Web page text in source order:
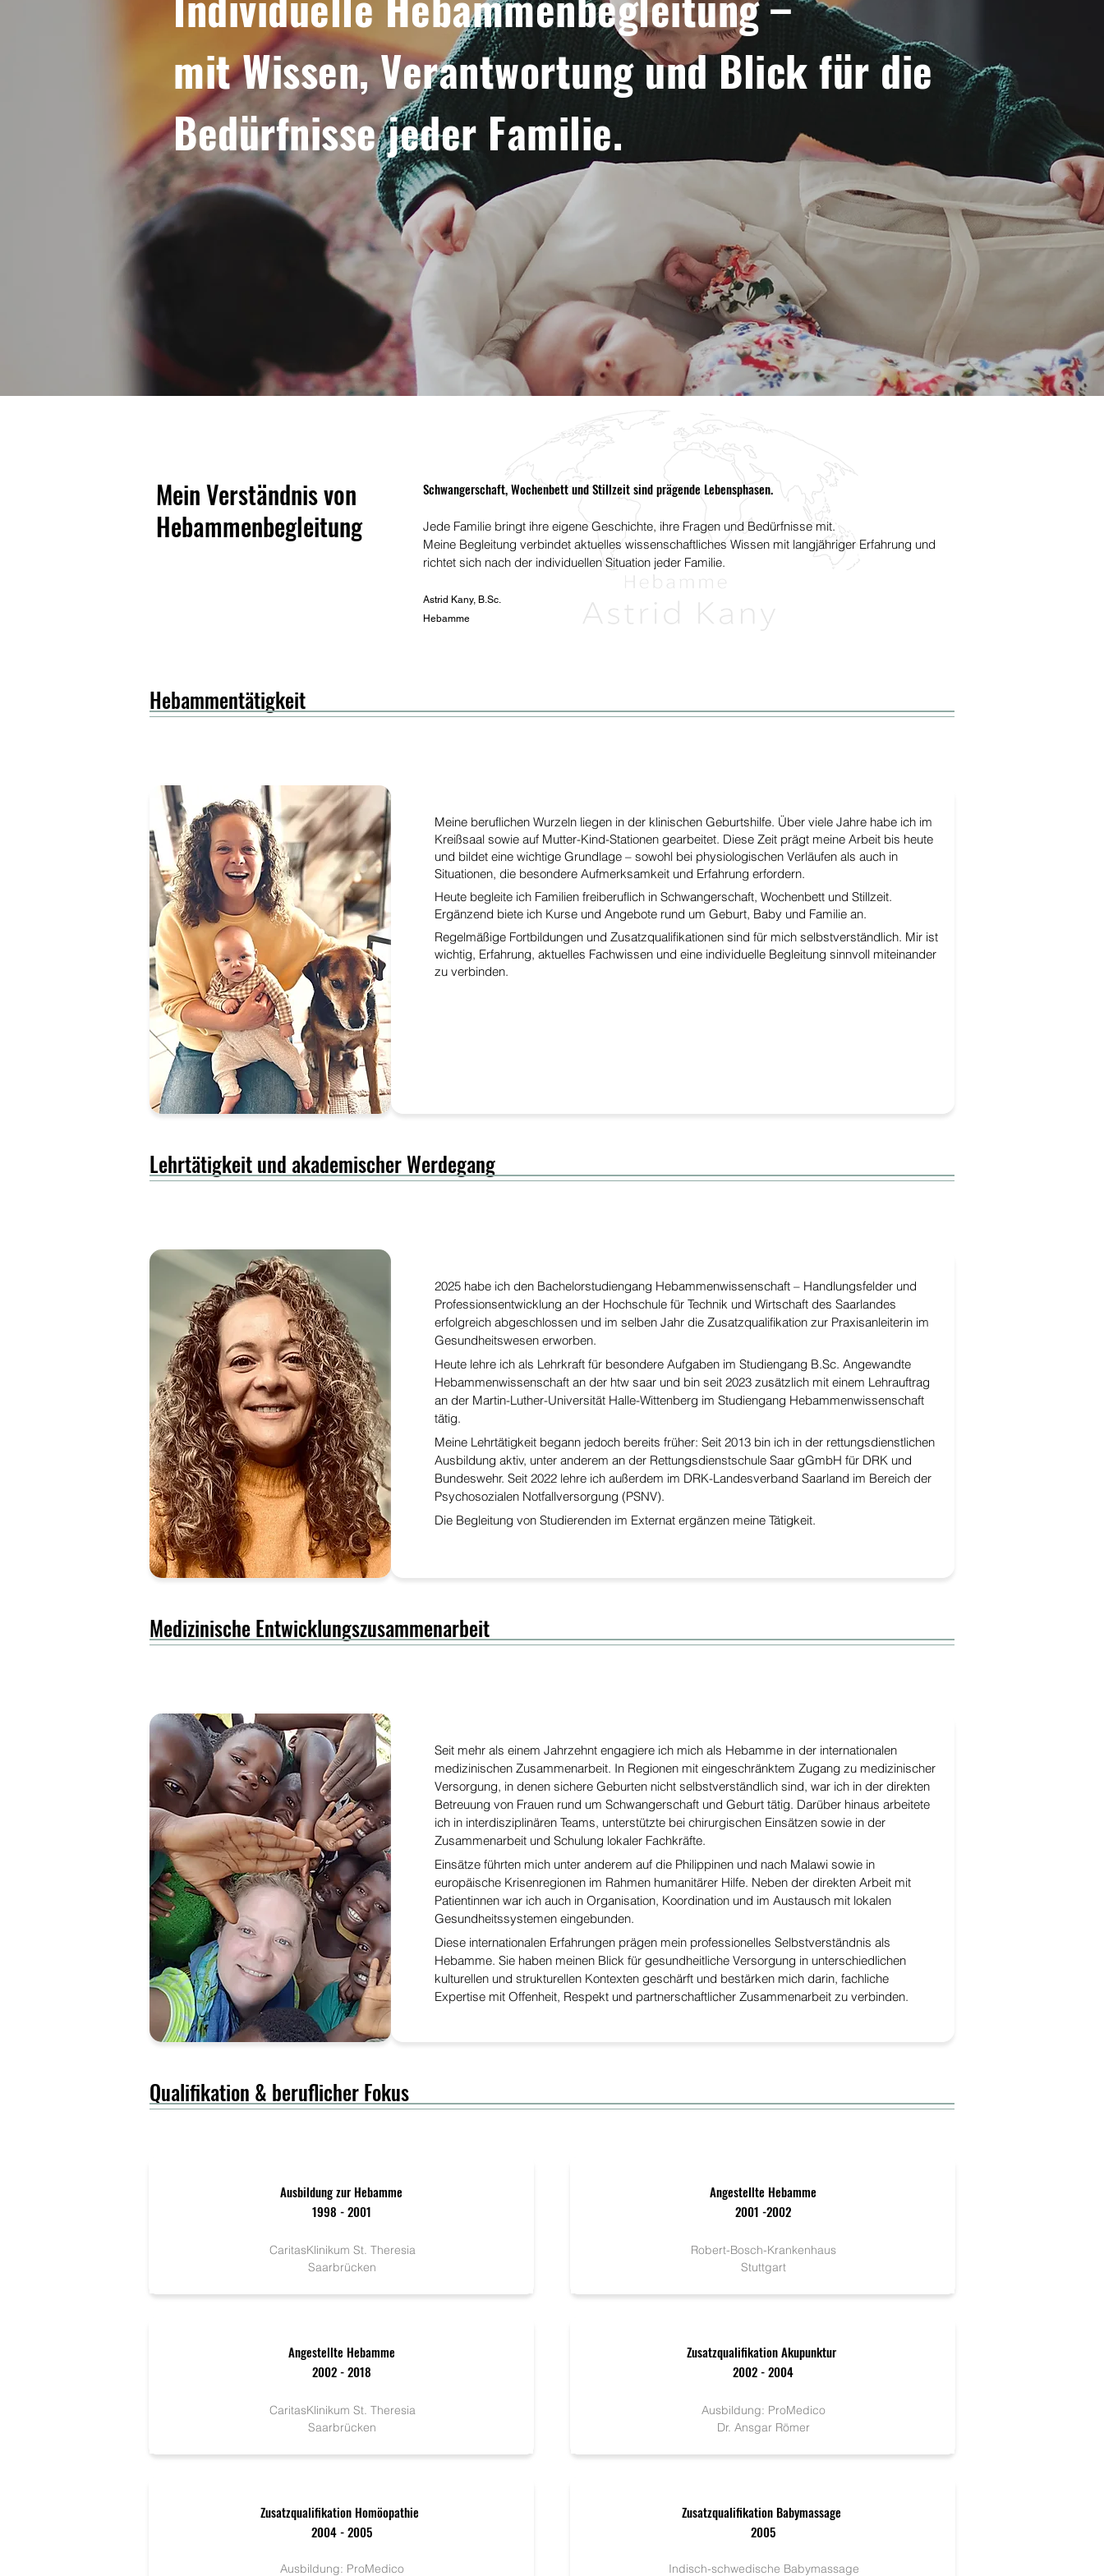
mit Wissen, Verantwortung undBlick für die
Bedürfnissejeder Familie.
Mein Verständnis von
Hebammenbegleitung
Schwangerschaft, Wochenbett und Stillzeit sind prägende Lebensphasen.
Jede Familie bringt ihre eigene Geschichte, ihre Fragen und Bedürfnisse mit.
Meine Begleitung verbindet aktuelles wissenschaftliches Wissen mit langjähriger Erfahrung und
richtet sich nach der individuellen Situation jeder Familie.
Astrid Kany, B.Sc.
Hebamme
Hebammentätigkeit
Meine beruflichen Wurzeln liegen in der klinischen Geburtshilfe. Über viele Jahre habe ich im
Kreißsaal sowie auf Mutter-Kind-Stationen gearbeitet. Diese Zeit prägt meine Arbeit bis heute
und bildet eine wichtige Grundlage – sowohl bei physiologischen Verläufen als auch in
Situationen, die besondere Aufmerksamkeit und Erfahrung erfordern.
Heute begleite ich Familien freiberuflich in Schwangerschaft, Wochenbett und Stillzeit.
Ergänzend biete ich Kurse und Angebote rund um Geburt, Baby und Familie an.
Regelmäßige Fortbildungen und Zusatzqualifikationen sind für mich selbstverständlich. Mir ist
wichtig, Erfahrung, aktuelles Fachwissen und eine individuelle Begleitung sinnvoll miteinander
zu verbinden.
Lehrtätigkeit und akademischer Werdegang
2025 habe ich den Bachelorstudiengang Hebammenwissenschaft – Handlungsfelder und
Professionsentwicklung an der Hochschule für Technik und Wirtschaft des Saarlandes
erfolgreich abgeschlossen und im selben Jahr die Zusatzqualifikation zur Praxisanleiterin im
Gesundheitswesen erworben.
Heute lehre ich als Lehrkraft für besondere Aufgaben im Studiengang B.Sc. Angewandte
Hebammenwissenschaft an der htw saar und bin seit 2023 zusätzlich mit einem Lehrauftrag
an der Martin-Luther-Universität Halle-Wittenberg im Studiengang Hebammenwissenschaft
tätig.
Meine Lehrtätigkeit begann jedoch bereits früher: Seit 2013 bin ich in der rettungsdienstlichen
Ausbildung aktiv, unter anderem an der Rettungsdienstschule Saar gGmbH für DRK und
Bundeswehr. Seit 2022 lehre ich außerdem im DRK-Landesverband Saarland im Bereich der
Psychosozialen Notfallversorgung (PSNV).
Die Begleitung von Studierenden im Externat ergänzen meine Tätigkeit.
Medizinische Entwicklungszusammenarbeit
Seit mehr als einem Jahrzehnt engagiere ich mich als Hebamme in der internationalen
medizinischen Zusammenarbeit. In Regionen mit eingeschränktem Zugang zu medizinischer
Versorgung, in denen sichere Geburten nicht selbstverständlich sind, war ich in der direkten
Betreuung von Frauen rund um Schwangerschaft und Geburt tätig. Darüber hinaus arbeitete
ich in interdisziplinären Teams, unterstützte bei chirurgischen Einsätzen sowie in der
Zusammenarbeit und Schulung lokaler Fachkräfte.
Einsätze führten mich unter anderem auf die Philippinen und nach Malawi sowie in
europäische Krisenregionen im Rahmen humanitärer Hilfe. Neben der direkten Arbeit mit
Patientinnen war ich auch in Organisation, Koordination und im Austausch mit lokalen
Gesundheitssystemen eingebunden.
Diese internationalen Erfahrungen prägen mein professionelles Selbstverständnis als
Hebamme. Sie haben meinen Blick für gesundheitliche Versorgung in unterschiedlichen
kulturellen und strukturellen Kontexten geschärft und bestärken mich darin, fachliche
Expertise mit Offenheit, Respekt und partnerschaftlicher Zusammenarbeit zu verbinden.
Qualifikation & beruflicher Fokus
Ausbildung zur Hebamme
1998 - 2001
CaritasKlinikum St. Theresia
Saarbrücken
Angestellte Hebamme
2002 - 2018
CaritasKlinikum St. Theresia
Saarbrücken
Zusatzqualifikation Homöopathie
2004 - 2005
Ausbildung: ProMedico
Angestellte Hebamme
2001 -2002
Robert-Bosch-Krankenhaus
Stuttgart
Zusatzqualifikation Akupunktur
2002 - 2004
Ausbildung: ProMedico
Dr. Ansgar Römer
Zusatzqualifikation Babymassage
2005
Indisch-schwedische Babymassage